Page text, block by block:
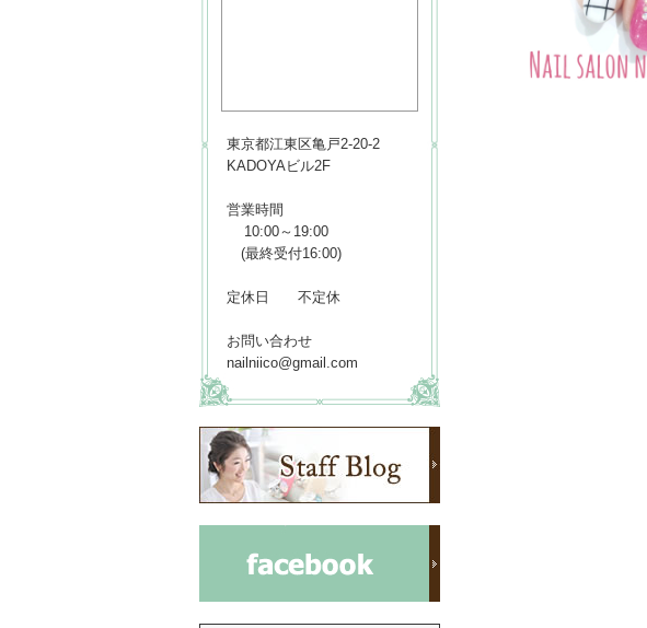
東京都江東区亀戸2-20-2
KADOYAビル2F
営業時間
10:00～19:00
(最終受付16:00)
定休日 不定休
お問い合わせ
nailniico@gmail.com